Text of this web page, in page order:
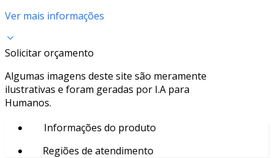
Ver mais informações
Solicitar orçamento
Algumas imagens deste site são meramente
ilustrativas e foram geradas por I.A para
Humanos.
Informações do produto
Regiões de atendimento